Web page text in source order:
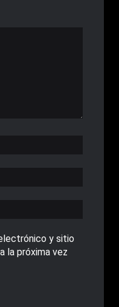
y sitio
la próxima vez